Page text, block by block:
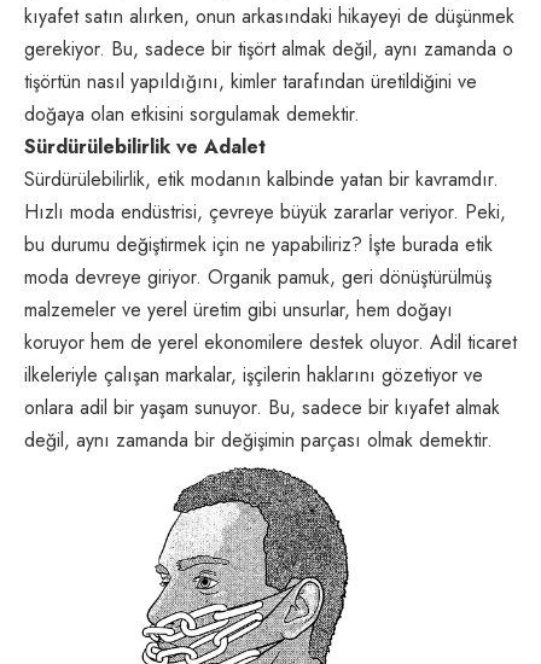
kıyafet satın alırken, onun arkasındaki hikayeyi de düşünmek
gerekiyor. Bu, sadece bir tişört almak değil, aynı zamanda o
tişörtün nasıl yapıldığını, kimler tarafından üretildiğini ve
doğaya olan etkisini sorgulamak demektir.
Sürdürülebilirlik ve Adalet
Sürdürülebilirlik, etik modanın kalbinde yatan bir kavramdır.
Hızlı moda endüstrisi, çevreye büyük zararlar veriyor. Peki,
bu durumu değiştirmek için ne yapabiliriz? İşte burada etik
moda devreye giriyor. Organik pamuk, geri dönüştürülmüş
malzemeler ve yerel üretim gibi unsurlar, hem doğayı
koruyor hem de yerel ekonomilere destek oluyor. Adil ticaret
ilkeleriyle çalışan markalar, işçilerin haklarını gözetiyor ve
onlara adil bir yaşam sunuyor. Bu, sadece bir kıyafet almak
değil, aynı zamanda bir değişimin parçası olmak demektir.